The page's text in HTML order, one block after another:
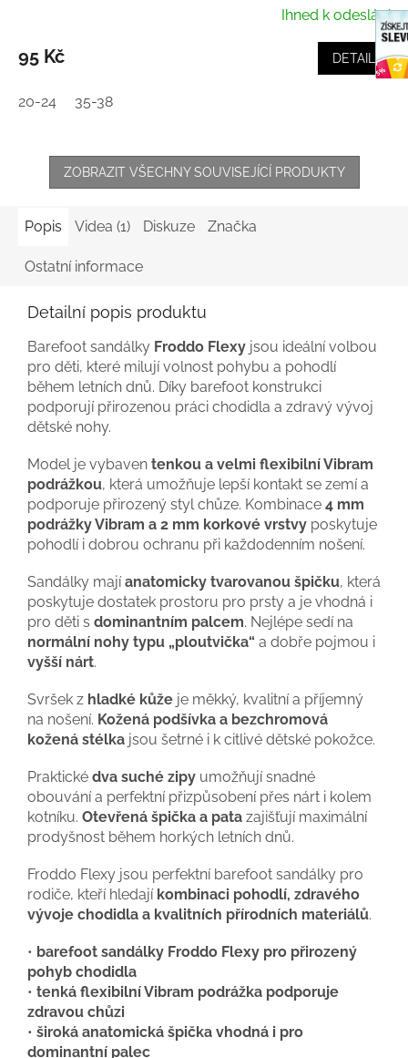
Ihned k odeslání
95 Kč DETAIL
20-24 35-38
ZOBRAZIT VŠECHNY SOUVISEJÍCÍ PRODUKTY
Popis Videa (1) Diskuze Značka
Ostatní informace
Detailní popis produktu
Barefoot sandálky Froddo Flexy jsou ideální volbou
pro děti, které milují volnost pohybu a pohodlí
během letních dnů. Díky barefoot konstrukci
podporují přirozenou práci chodidla a zdravý vývoj
dětské nohy.
Model je vybaven tenkou a velmi flexibilní Vibram
podrážkou, která umožňuje lepší kontakt se zemí a
podporuje přirozený styl chůze. Kombinace 4 mm
podrážky Vibram a 2 mm korkové vrstvy poskytuje
pohodlí i dobrou ochranu při každodenním nošení.
Sandálky majíanatomicky tvarovanou špičku, která
poskytuje dostatek prostoru pro prsty a je vhodná i
pro děti s dominantním palcem. Nejlépe sedí na
normální nohy typu „ploutvička“ a dobře pojmou i
vyšší nárt.
Svršek z hladké kůže je měkký, kvalitní a příjemný
na nošení. Kožená podšívka a bezchromová
kožená stélka jsou šetrné i k citlivé dětské pokožce.
Praktické dva suché zipy umožňují snadné
obouvání a perfektní přizpůsobení přes nárt i kolem
kotníku. Otevřená špička a pata zajišťují maximální
prodyšnost během horkých letních dnů.
Froddo Flexy jsou perfektní barefoot sandálky pro
rodiče, kteří hledají kombinaci pohodlí, zdravého
vývoje chodidla a kvalitních přírodních materiálů.
• barefoot sandálky Froddo Flexy pro přirozený
pohyb chodidla
• tenká flexibilní Vibram podrážka podporuje
zdravou chůzi
• široká anatomická špička vhodná i pro
dominantní palec